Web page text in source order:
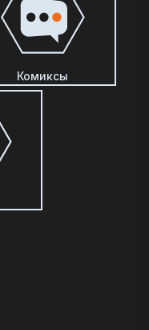
Комиксы